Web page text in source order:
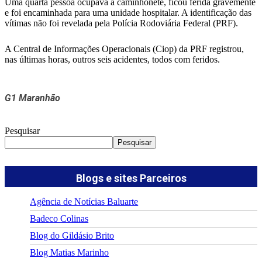
Uma quarta pessoa ocupava a caminhonete, ficou ferida gravemente
e foi encaminhada para uma unidade hospitalar. A identificação das
vítimas não foi revelada pela Polícia Rodoviária Federal (PRF).
A Central de Informações Operacionais (Ciop) da PRF registrou,
nas últimas horas, outros seis acidentes, todos com feridos.
G1 Maranhão
Pesquisar
Pesquisar
Blogs e sites Parceiros
Agência de Notícias Baluarte
Badeco Colinas
Blog do Gildásio Brito
Blog Matias Marinho